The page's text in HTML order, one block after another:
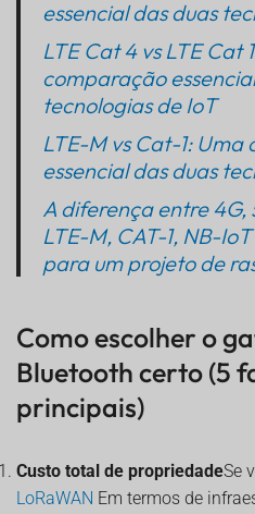
essencial das duas
LTE Cat 4 vs LTE Cat
comparação
tecnologias de IoT
LTE-M vs Cat-1:
essencial das duas
A diferença entre 4G,
LTE-M, CAT-1, NB-
para um projeto de
Como escolher o
Bluetooth certo (5
principais)
Custo total de propriedadeSe
LoRaWAN Em termos de